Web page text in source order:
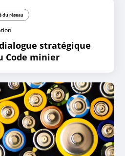
du réseau
stratégique
Code minier